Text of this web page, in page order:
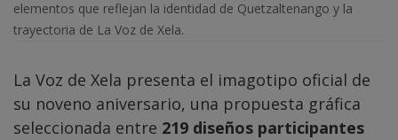
elementos que reflejan la identidad de Quetzaltenango y la
trayectoria de La Voz de Xela.
La Voz de Xela presenta el imagotipo oficial de
su noveno aniversario, una propuesta gráfica
seleccionada entre 219 diseños participantes